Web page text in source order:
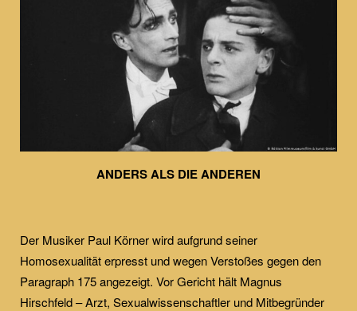
ANDERS ALS DIE ANDEREN
Der Musiker Paul Körner wird aufgrund seiner
Homosexualität erpresst und wegen Verstoßes gegen den
Paragraph 175 angezeigt. Vor Gericht hält Magnus
Hirschfeld – Arzt, Sexualwissenschaftler und Mitbegründer